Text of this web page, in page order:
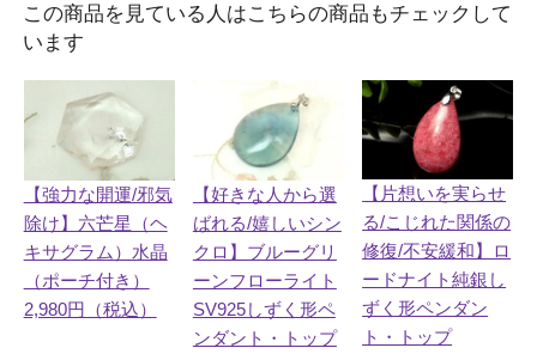
この商品を見ている人はこちらの商品もチェックして
います
【強力な開運/邪気
除け】六芒星（ヘ
キサグラム）水晶
（ポーチ付き）
2,980円（税込）
【好きな人から選
ばれる/嬉しいシン
クロ】ブルーグリ
ーンフローライト
SV925しずく形ペ
ンダント・トップ
【片想いを実らせ
る/こじれた関係の
修復/不安緩和】ロ
ードナイト純銀し
ずく形ペンダン
ト・トップ